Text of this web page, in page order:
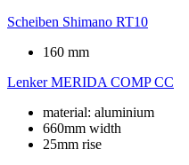
Scheiben Shimano RT10
160 mm
Lenker MERIDA COMP CC
material: aluminium
660mm width
25mm rise